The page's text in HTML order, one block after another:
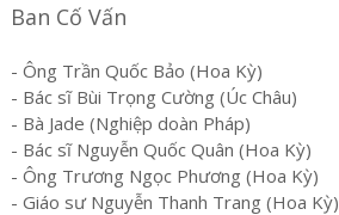
Ban Cố Vấn
- Ông Trần Quốc Bảo (Hoa Kỳ)
- Bác sĩ Bùi Trọng Cường (Úc Châu)
- Bà Jade (Nghiệp doàn Pháp)
- Bác sĩ Nguyễn Quốc Quân (Hoa Kỳ)
- Ông Trương Ngọc Phương (Hoa Kỳ)
- Giáo sư Nguyễn Thanh Trang (Hoa Kỳ)